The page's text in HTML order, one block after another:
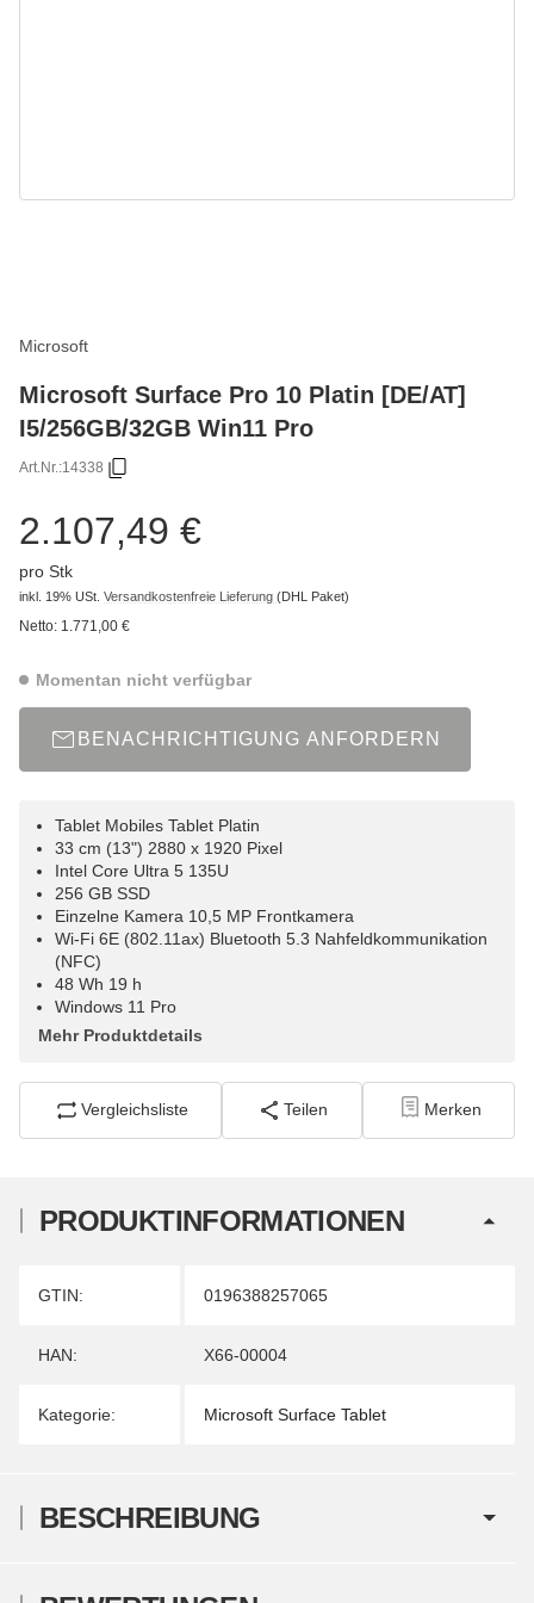
Microsoft
Microsoft Surface Pro 10 Platin [DE/AT]
I5/256GB/32GB Win11 Pro
Art.Nr.:14338
2.107,49 €
pro Stk
inkl. 19% USt. Versandkostenfreie Lieferung (DHL Paket)
Netto: 1.771,00 €
Momentan nicht verfügbar
BENACHRICHTIGUNG ANFORDERN
Tablet Mobiles Tablet Platin
33 cm (13") 2880 x 1920 Pixel
Intel Core Ultra 5 135U
256 GB SSD
Einzelne Kamera 10,5 MP Frontkamera
Wi-Fi 6E (802.11ax) Bluetooth 5.3 Nahfeldkommunikation
(NFC)
48 Wh 19 h
Windows 11 Pro
Mehr Produktdetails
Vergleichsliste Teilen Merken
PRODUKTINFORMATIONEN
Produkteigenschaft
Wert
GTIN: 0196388257065
HAN: X66-00004
Kategorie: Microsoft Surface Tablet
BESCHREIBUNG